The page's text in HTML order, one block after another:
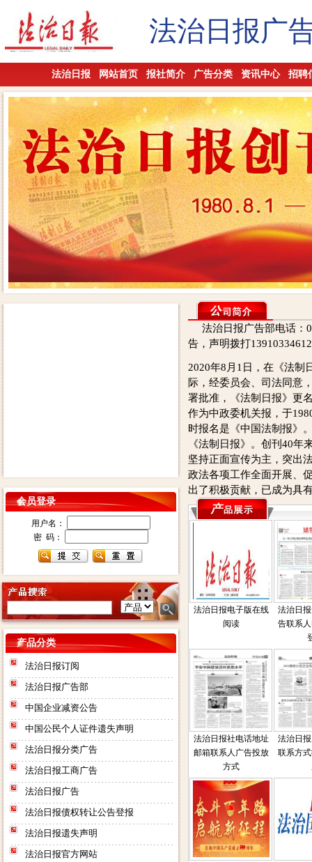
法治日报广
法治日报 网站首页 报社简介 广告分类 资讯中心 招聘
会员登录
用户名：
密 码：
产品分类
法治日报订阅
法治日报广告部
中国企业减资公告
中国公民个人证件遗失声明
法治日报分类广告
法治日报工商广告
法治日报广告
法治日报债权转让公告登报
法治日报遗失声明
法治日报官方网站
法治日报广告部电话：
告，声明拨打
2020年8月1日，在《法制
际，经委员会、司法同意
署批准，《法制日报》更
作为中政委机关报，于
时报名是《中国法制报》
《法制日报》。创刊40年
坚持正面宣传为主，突出
政法各项工作全面开展、
出了积极贡献，已成为具
法治日报电子版在线
阅读
法治日
告联系
法治日报社电话地址
邮箱联系人广告投放
方式
法治日
联系方